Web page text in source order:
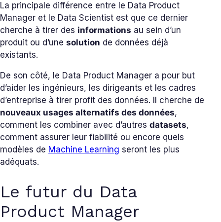
La principale différence entre le Data Product
Manager et le Data Scientist est que ce dernier
cherche à tirer des informations au sein d’un
produit ou d’une solution de données déjà
existants.
De son côté, le Data Product Manager a pour but
d’aider les ingénieurs, les dirigeants et les cadres
d’entreprise à tirer profit des données. Il cherche de
nouveaux usages alternatifs des données,
comment les combiner avec d’autres datasets,
comment assurer leur fiabilité ou encore quels
modèles de Machine Learning seront les plus
adéquats.
Le futur du Data
Product Manager